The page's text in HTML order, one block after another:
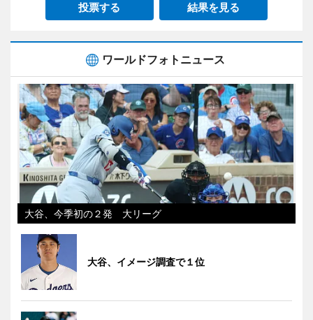
投票する 結果を見る
ワールドフォトニュース
大谷、今季初の２発 大リーグ
大谷、イメージ調査で１位